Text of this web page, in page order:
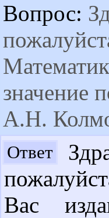
Вопрос:
значение
А.Н.
Ответ
Вас